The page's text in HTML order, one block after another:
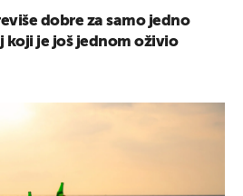
dobre za samo jedno
koji je još jednom oživio